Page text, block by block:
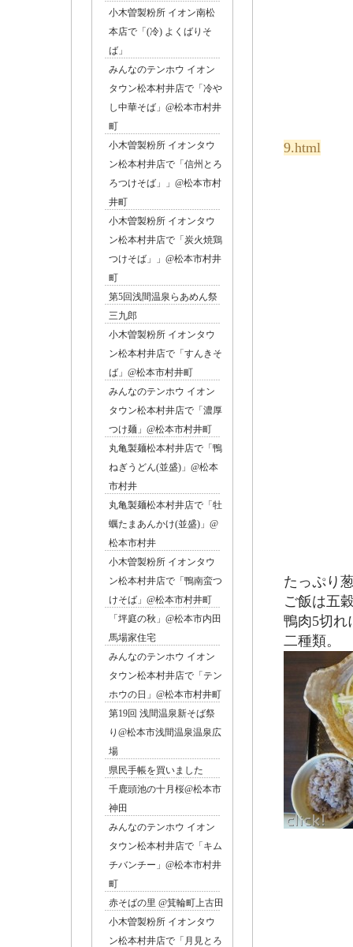
小木曽製粉所 イオン南松
本店で「(冷) よくばりそ
ば」
みんなのテンホウ イオン
タウン松本村井店で「冷や
し中華そば」@松本市村井
町
小木曽製粉所 イオンタウ
ン松本村井店で「信州とろ
ろつけそば」」@松本市村
井町
小木曽製粉所 イオンタウ
ン松本村井店で「炭火焼鶏
つけそば」」@松本市村井
町
第5回浅間温泉らあめん祭
三九郎
小木曽製粉所 イオンタウ
ン松本村井店で「すんきそ
ば」@松本市村井町
みんなのテンホウ イオン
タウン松本村井店で「濃厚
つけ麺」@松本市村井町
丸亀製麺松本村井店で「鴨
ねぎうどん(並盛)」@松本
市村井
丸亀製麺松本村井店で「牡
蠣たまあんかけ(並盛)」@
松本市村井
小木曽製粉所 イオンタウ
ン松本村井店で「鴨南蛮つ
けそば」@松本市村井町
「坪庭の秋」@松本市内田
馬場家住宅
みんなのテンホウ イオン
タウン松本村井店で「テン
ホウの日」@松本市村井町
第19回 浅間温泉新そば祭
り@松本市浅間温泉温泉広
場
県民手帳を買いました
千鹿頭池の十月桜@松本市
神田
みんなのテンホウ イオン
タウン松本村井店で「キム
チバンチー」@松本市村井
町
赤そばの里 @箕輪町上古田
小木曽製粉所 イオンタウ
ン松本村井店で「月見とろ
9.html
たっぷり
ご飯は五
鴨肉5切れ
二種類。